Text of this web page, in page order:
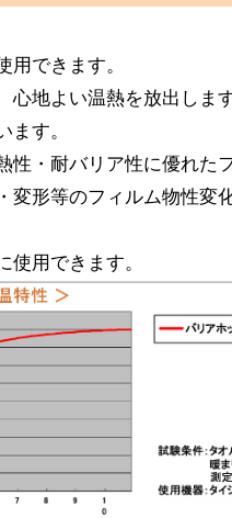
できます。
地よい温熱を放出します
す。
・耐バリア性に優れた
変形等のフィルム物性変
用できます。